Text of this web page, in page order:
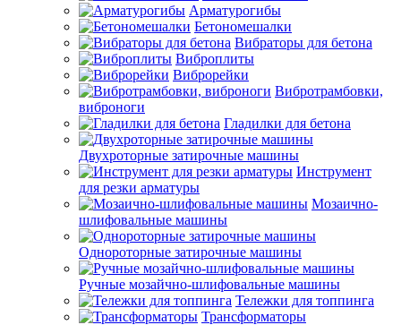
Арматурогибы
Бетономешалки
Вибраторы для бетона
Виброплиты
Виброрейки
Вибротрамбовки,
виброноги
Гладилки для бетона
Двухроторные затирочные машины
Инструмент
для резки арматуры
Мозаично-
шлифовальные машины
Однороторные затирочные машины
Ручные мозайчно-шлифовальные машины
Тележки для топпинга
Трансформаторы